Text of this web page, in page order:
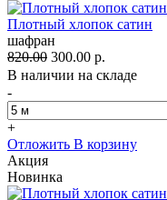
Плотный хлопок сатин
шафран
820.00 300.00 р.
В наличии на складе
-
+
Отложить В корзину
Акция
Новинка